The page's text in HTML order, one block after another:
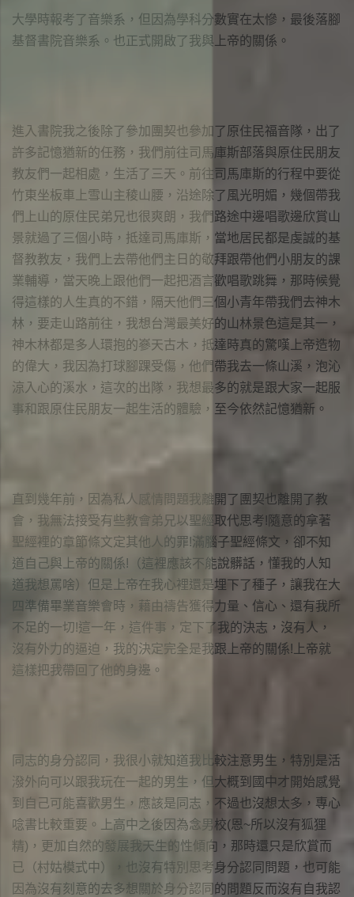
大學時報考了音樂系，但因為學科分數實在太慘，最後落腳
基督書院音樂系。也正式開啟了我與上帝的關係。
進入書院我之後除了參加團契也參加了原住民福音隊，出了
許多記憶猶新的任務，我們前往司馬庫斯部落與原住民朋友
教友們一起相處，生活了三天。前往司馬庫斯的行程中要從
竹東坐板車上雪山主稜山腰，沿途除了風光明媚，幾個帶我
們上山的原住民弟兄也很爽朗，我們路途中邊唱歌邊欣賞山
景就過了三個小時，抵達司馬庫斯，當地居民都是虔誠的基
督教教友，我們上去帶他們主日的敬拜跟帶他們小朋友的課
業輔導，當天晚上跟他們一起把酒言歡唱歌跳舞，那時候覺
得這樣的人生真的不錯，隔天他們三個小青年帶我們去神木
林，要走山路前往，我想台灣最美好的山林景色這是其一，
神木林都是多人環抱的嵾天古木，抵達時真的驚嘆上帝造物
的偉大，我因為打球腳踝受傷，他們帶我去一條山溪，泡沁
涼入心的溪水，這次的出隊，我想最多的就是跟大家一起服
事和跟原住民朋友一起生活的體驗，至今依然記憶猶新。
直到幾年前，因為私人感情問題我離開了團契也離開了教
會，我無法接受有些教會弟兄以聖經取代思考!隨意的拿著
聖經裡的章節條文定其他人的罪!滿腦子聖經條文，卻不知
道自己與上帝的關係!（這裡應該不能說髒話，懂我的人知
道我想罵啥）但是上帝在我心裡還是埋下了種子，讓我在大
四準備畢業音樂會時，藉由禱告獲得力量、信心、還有我所
不足的一切!這一年，這件事，定下了我的決志，沒有人，
沒有外力的逼迫，我的決定完全是我跟上帝的關係!上帝就
這樣把我帶回了他的身邊。
同志的身分認同，我很小就知道我比較注意男生，特別是活
潑外向可以跟我玩在一起的男生，但大概到國中才開始感覺
到自己可能喜歡男生，應該是同志，不過也沒想太多，專心
唸書比較重要。上高中之後因為念男校(恩~所以沒有狐狸
精)，更加自然的發展我天生的性傾向，那時還只是欣賞而
已（村姑模式中），也沒有特別思考身分認同問題，也可能
因為沒有刻意的去多想關於身分認同的問題反而沒有自我認